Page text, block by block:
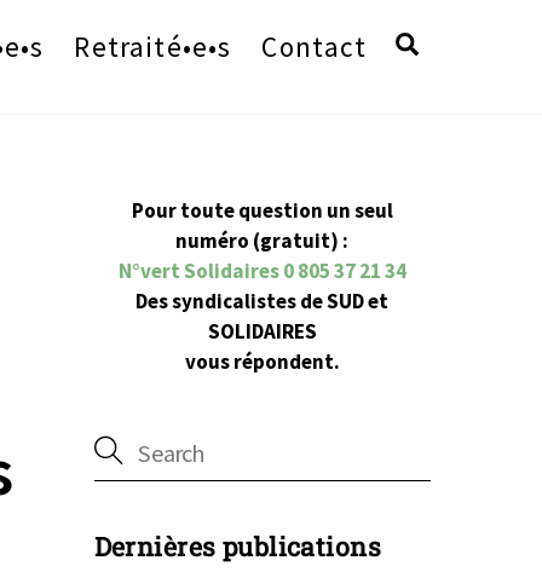
Retraité•e•s Contact
Pour toute question un seul
numéro (gratuit) :
N°vert Solidaires 0 805 37 21 34
Des syndicalistes de SUD et
SOLIDAIRES
vous répondent.
Dernières publications